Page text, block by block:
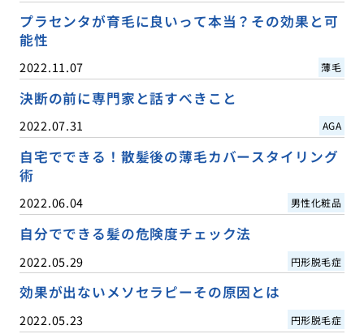
プラセンタが育毛に良いって本当？その効果と可
能性
2022.11.07 薄毛
決断の前に専門家と話すべきこと
2022.07.31 AGA
自宅でできる！散髪後の薄毛カバースタイリング
術
2022.06.04 男性化粧品
自分でできる髪の危険度チェック法
2022.05.29 円形脱毛症
効果が出ないメソセラピーその原因とは
2022.05.23 円形脱毛症